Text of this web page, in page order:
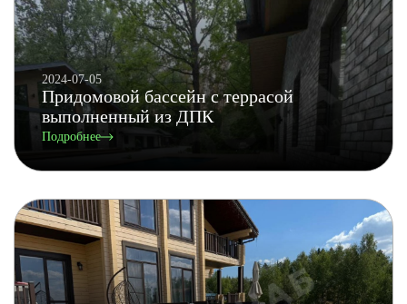
2024-07-05
Придомовой бассейн с террасой
выполненный из ДПК
Подробнее